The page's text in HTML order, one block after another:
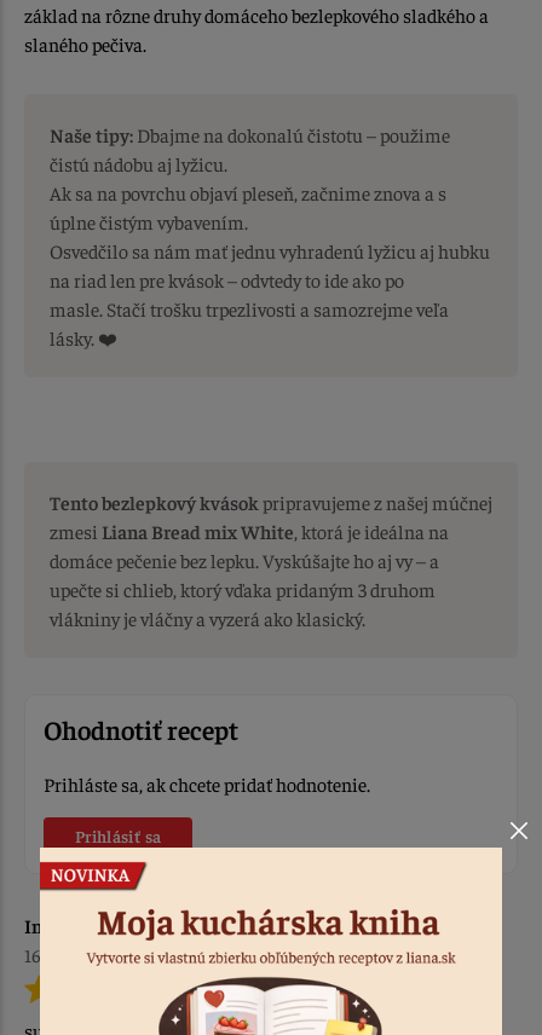
základ na rôzne druhy domáceho bezlepkového sladkého a
slaného pečiva.
Naše tipy: Dbajme na dokonalú čistotu – použime
čistú nádobu aj lyžicu.
Ak sa na povrchu objaví pleseň, začnime znova a s
úplne čistým vybavením.
Osvedčilo sa nám mať jednu vyhradenú lyžicu aj hubku
na riad len pre kvások – odvtedy to ide ako po
masle. Stačí trošku trpezlivosti a samozrejme veľa
lásky. ❤️
Tento bezlepkový kvások pripravujeme z našej múčnej
zmesi Liana Bread mix White, ktorá je ideálna na
domáce pečenie bez lepku. Vyskúšajte ho aj vy – a
upečte si chlieb, ktorý vďaka pridaným 3 druhom
vlákniny je vláčny a vyzerá ako klasický.
Ohodnotiť recept
Prihláste sa, ak chcete pridať hodnotenie.
Prihlásiť sa
Imrich G.
16.10.2025